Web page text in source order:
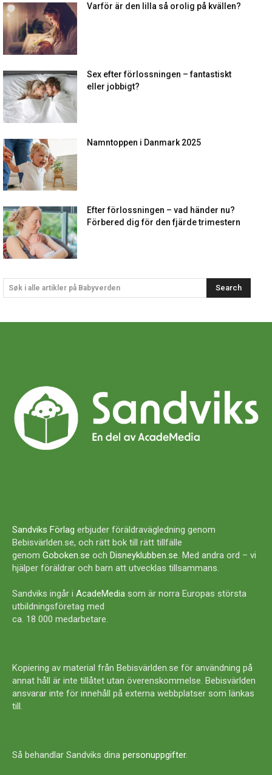
Varför är den lilla så orolig på kvällen?
Sex efter förlossningen – fantastiskt
eller jobbigt?
Namntoppen i Danmark 2025
Efter förlossningen – vad händer nu?
Förbered dig för den fjärde trimestern
Søk i alle artikler på Babyverden Search
Sandviks Förlag erbjuder föräldravägledning genom
Bebisvärlden.se, och rätt bok till rätt tillfälle
genom Goboken.se och Disneyklubben.se. Med andra ord – vi
hjälper föräldrar och barn att utvecklas tillsammans.
Sandviks ingår i AcadeMedia som är norra Europas största
utbildningsföretag med
ca. 18 000 medarbetare.
Kopiering av material från Bebisvärlden.se för användning på
annat håll är inte tillåtet utan överenskommelse. Bebisvärlden
ansvarar inte för innehåll på externa webbplatser som länkas
till.
Så behandlar Sandviks dina personuppgifter.